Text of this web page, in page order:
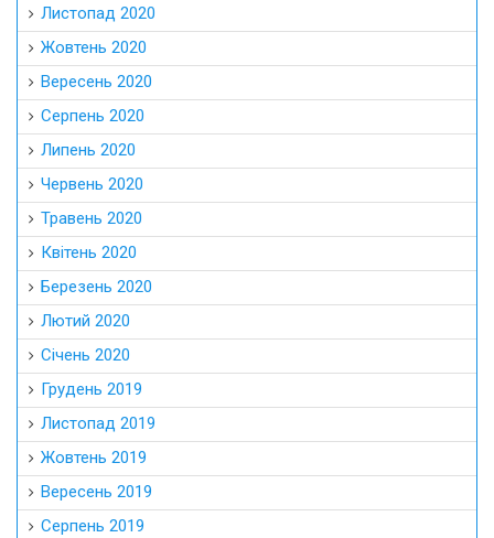
Листопад 2020
Жовтень 2020
Вересень 2020
Серпень 2020
Липень 2020
Червень 2020
Травень 2020
Квітень 2020
Березень 2020
Лютий 2020
Січень 2020
Грудень 2019
Листопад 2019
Жовтень 2019
Вересень 2019
Серпень 2019